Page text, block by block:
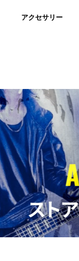
アクセサリー